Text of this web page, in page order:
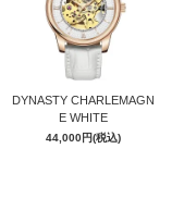
DYNASTY CHARLEMAGN
E WHITE
44,000円(税込)